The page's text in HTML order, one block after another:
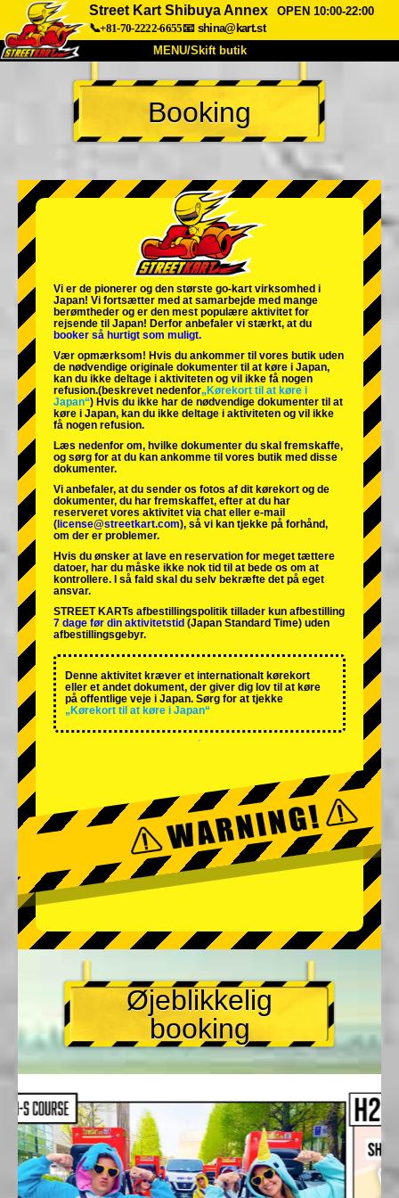
Street Kart Shibuya Annex
OPEN 10:00-22:00
📞+81-70-2222-6655📧 shina@kart.st
MENU/Skift butik
TOP
Om Specifikationer Pris
Virksomhed Booking
Skift butik
Tokyo Shinagawa Tokyo Akihabara#1
Tokyo Akihabara#2
Tokyo Shibuya Annex Tokyo Bay
Tokyo Asakusa Osaka
Okinawa
Booking
Vi er de pionerer og den største go-kart virksomhed i
Japan! Vi fortsætter med at samarbejde med mange
berømtheder og er den mest populære aktivitet for
rejsende til Japan! Derfor anbefaler vi stærkt, at du
booker så hurtigt som muligt.
Vær opmærksom! Hvis du ankommer til vores butik uden
de nødvendige originale dokumenter til at køre i Japan,
kan du ikke deltage i aktiviteten og vil ikke få nogen
refusion.(beskrevet nedenfor„Kørekort til at køre i
Japan“) Hvis du ikke har de nødvendige dokumenter til at
køre i Japan, kan du ikke deltage i aktiviteten og vil ikke
få nogen refusion.
Læs nedenfor om, hvilke dokumenter du skal fremskaffe,
og sørg for at du kan ankomme til vores butik med disse
dokumenter.
Vi anbefaler, at du sender os fotos af dit kørekort og de
dokumenter, du har fremskaffet, efter at du har
reserveret vores aktivitet via chat eller e-mail
( license@streetkart.com), så vi kan tjekke på forhånd,
om der er problemer.
Hvis du ønsker at lave en reservation for meget tættere
datoer, har du måske ikke nok tid til at bede os om at
kontrollere. I så fald skal du selv bekræfte det på eget
ansvar.
STREET KARTs afbestillingspolitik tillader kun afbestilling
7 dage før din aktivitetstid (Japan Standard Time) uden
afbestillingsgebyr.
Denne aktivitet kræver et internationalt kørekort
eller et andet dokument, der giver dig lov til at køre
på offentlige veje i Japan. Sørg for at tjekke
„Kørekort til at køre i Japan“
Øjeblikkelig
booking